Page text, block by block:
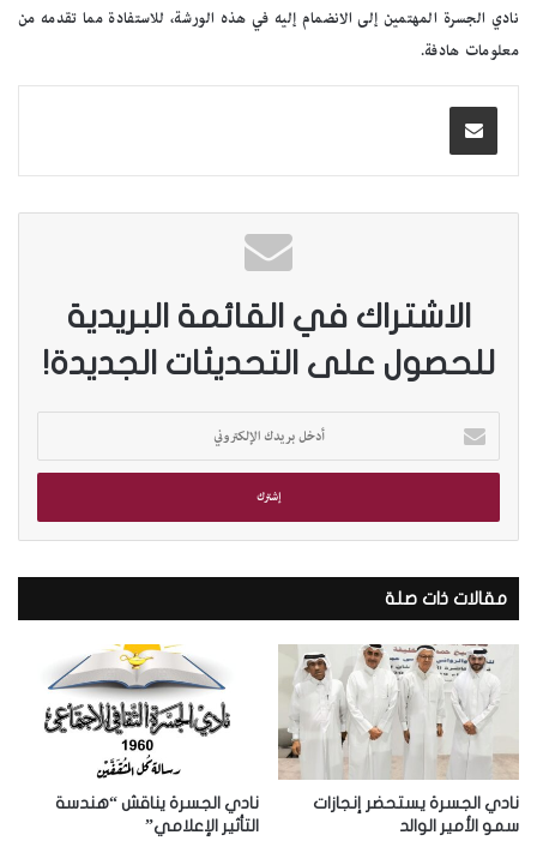
نادي الجسرة المهتمين إلى الانضمام إليه في هذه الورشة، للاستفادة مما تقدمه من
معلومات هادفة.
الاشتراك في القائمة البريدية
للحصول على التحديثات الجديدة!
خ
ب
ي
د
ك
ا
ل
إ
ك
ت
ر
و
مقالات ذات صلة
نادي الجسرة يستحضر إنجازات
سمو الأمير الوالد
نادي الجسرة يناقش “هندسة
التأثير الإعلامي”